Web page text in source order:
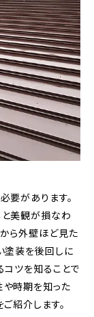
要があります。
美観が損なわ
ら外壁ほど見た
塗装を後回しに
コツを知ることで
時期を知った
紹介します。